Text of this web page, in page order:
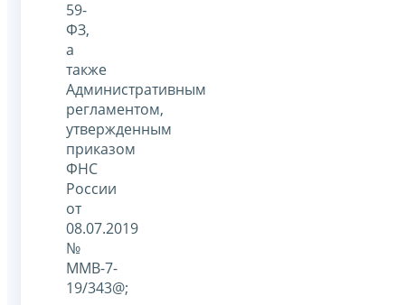
59-
ФЗ,
а
также
Административным
регламентом,
утвержденным
приказом
ФНС
России
от
08.07.2019
№
ММВ-7-
19/343@;